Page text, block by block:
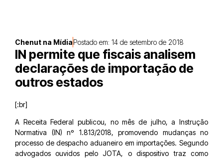
Chenut na MídiaPostado em: 14 de setembro de 2018
IN permite que fiscais analisem
declarações de importação de
outros estados
[:br]
A Receita Federal publicou, no mês de julho, a Instrução
Normativa (IN) nº 1.813/2018, promovendo mudanças no
processo de despacho aduaneiro em importações. Segundo
advogados ouvidos pelo JOTA, o dispositivo traz como